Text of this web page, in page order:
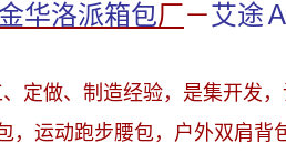
华洛派箱包厂－艾途
定做、制造经验，是集开发
，运动跑步腰包，户外双肩